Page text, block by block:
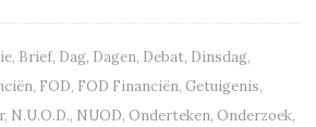
, Brief, Dag, Dagen, Debat, Dinsdag,
, FOD, FOD Financiën, Getuigenis,
, N.U.O.D., NUOD, Onderteken, Onderzoek,